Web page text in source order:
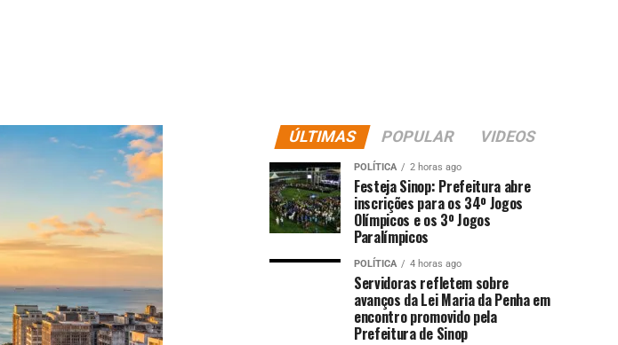
ÚLTIMAS POPULAR VIDEOS
POLÍTICA 2 horas ago
Festeja Sinop: Prefeitura abre
inscrições para os 34º Jogos
Olímpicos e os 3º Jogos
Paralímpicos
POLÍTICA 4 horas ago
Servidoras refletem sobre
avanços da Lei Maria da Penha em
encontro promovido pela
Prefeitura de Sinop